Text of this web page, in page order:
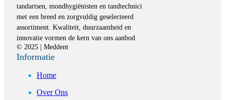
tandartsen, mondhygiënisten en tandtechnici
met een breed en zorgvuldig geselecteerd
assortiment. Kwaliteit, duurzaamheid en
innovatie vormen de kern van ons aanbod.
© 2025 | Meddent
Informatie
Home
Over Ons